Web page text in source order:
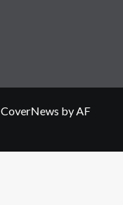
CoverNews by AF